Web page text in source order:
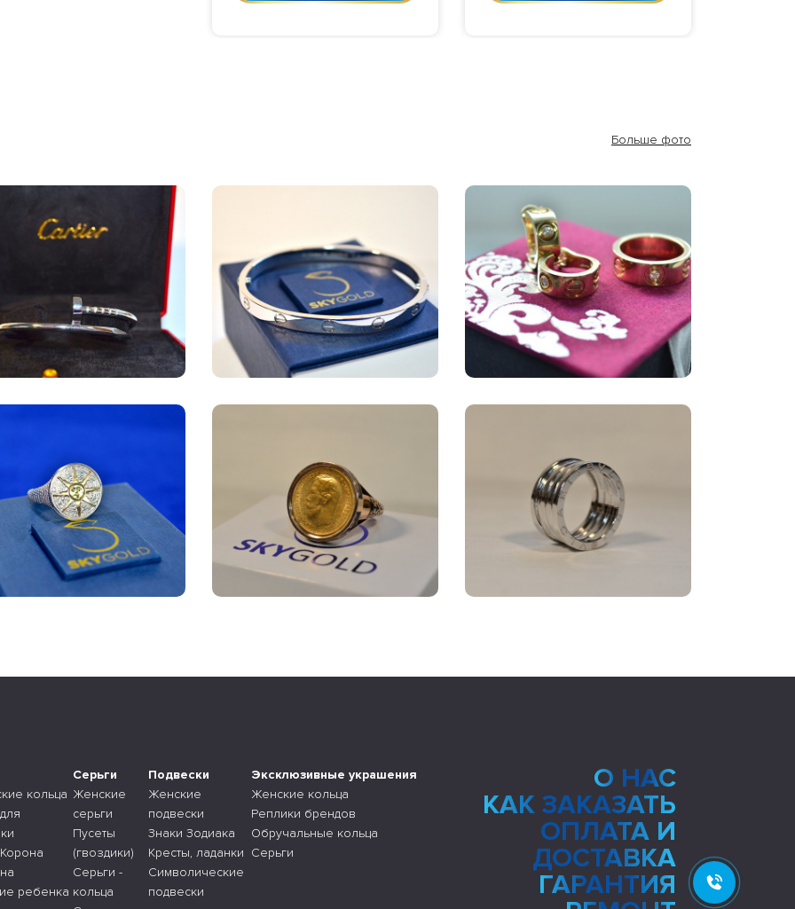
Больше фото
кольца
ребенка
Серьги
Женские
серьги
Пусеты
(гвоздики)
Серьги -
кольца
Подвески
Женские
подвески
Знаки Зодиака
Кресты, ладанки
Символические
подвески
Эксклюзивные украшения
Женские кольца
Реплики брендов
Обручальные кольца
Серьги
О НАС
КАК ЗАКАЗАТЬ
ОПЛАТА И
ДОСТАВКА
ГАРАНТИЯ